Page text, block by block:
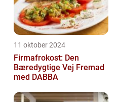
11 oktober 2024
Firmafrokost: Den
Bæredygtige Vej Fremad
med DABBA